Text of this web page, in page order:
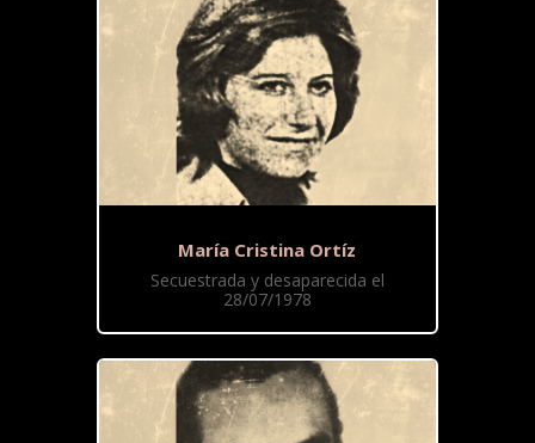
María Cristina Ortíz
Secuestrada y desaparecida el
28/07/1978